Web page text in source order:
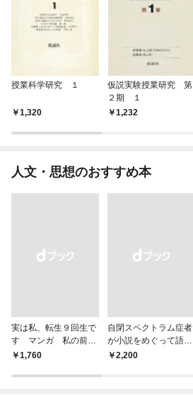
授業科学研究 １
1,320
仮説実験授業研究 第
２期 １
1,232
人文・思想のおすすめ本
実は私、転生９回生で
す マンガ 私の前世
物語
￥1,760
自閉スペクトラム症者
が小説をめぐって語り
あう
￥2,200